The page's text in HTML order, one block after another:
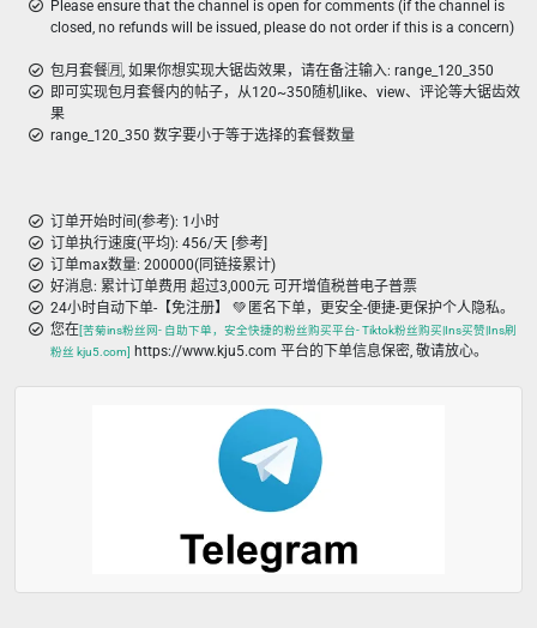
Please ensure that the channel is open for comments (if the channel is
closed, no refunds will be issued, please do not order if this is a concern)
包月套餐🈷️, 如果你想实现大锯齿效果，请在备注输入: range_120_350
即可实现包月套餐内的帖子，从120~350随机like、view、评论等大锯齿效
果
range_120_350 数字要小于等于选择的套餐数量
订单开始时间(参考): 1小时
订单执行速度(平均): 456/天 [参考]
订单max数量: 200000(同链接累计)
好消息: 累计订单费用 超过3,000元 可开增值税普电子普票
24小时自动下单-【免注册】 💚 匿名下单，更安全-便捷-更保护个人隐私。
您在[苦菊ins粉丝网- 自助下单，安全快捷的粉丝购买平台- Tiktok粉丝购买|Ins买赞|Ins刷
粉丝 kju5.com]
https://www.kju5.com 平台的下单信息保密, 敬请放心。